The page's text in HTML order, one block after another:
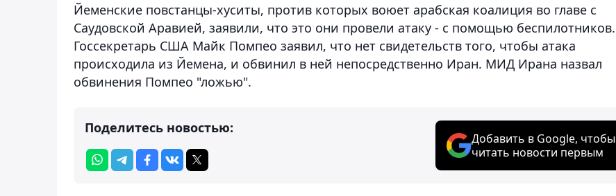
Йеменские повстанцы-хуситы, против которых воюет арабская коалиция во главе с
Саудовской Аравией, заявили, что это они провели атаку - с помощью беспилотников.
Госсекретарь США Майк Помпео заявил, что нет свидетельств того, чтобы атака
происходила из Йемена, и обвинил в ней непосредственно Иран. МИД Ирана назвал
обвинения Помпео "ложью".
Поделитесь новостью:
Добавить в Google, чтобы
читать новости первым